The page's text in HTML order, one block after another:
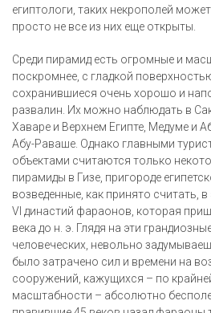
египтологи, таких некрополей
просто не все из них еще открыты.
Среди пирамид есть огромные и
поскромнее, с гладкой
сохранившиеся очень хорошо и
развалин. Их можно наблюдать в
Хаваре и Верхнем Египте, Медуме и
Абу-Раваше. Однако главными
объектами считаются только
пирамиды в Гизе, пригороде
возведенные, как принято считать,
VI династий фараонов, которая
века до н. э. Глядя на эти
человеческих, невольно
было затрачено сил и времени на
сооружений, кажущихся – по
масштабности – абсолютно